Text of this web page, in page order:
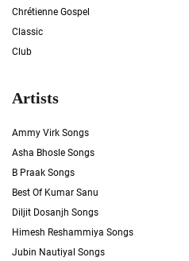
Chrétienne Gospel
Classic
Club
Artists
Ammy Virk Songs
Asha Bhosle Songs
B Praak Songs
Best Of Kumar Sanu
Diljit Dosanjh Songs
Himesh Reshammiya Songs
Jubin Nautiyal Songs